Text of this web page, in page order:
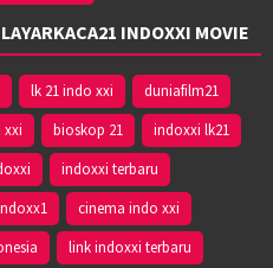
INDOXXI MOVIE
lk 21 indo xxi
duniafilm21
xxi bioskop 21
indoxxi lk21
indoxxi terbaru
cinema indo xxi
link indoxxi terbaru